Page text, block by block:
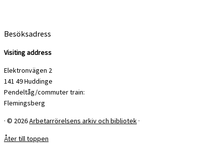
Besöksadress
Visiting address
Elektronvägen 2
141 49 Huddinge
Pendeltåg/commuter train:
Flemingsberg
· © 2026Arbetarrörelsens arkiv och bibliotek ·
Åter till toppen